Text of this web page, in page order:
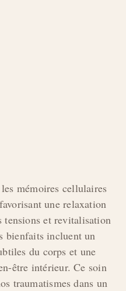
mémoires cellulaires
une relaxation
tensions et revitalisation
bienfaits incluent un
du corps et une
être intérieur. Ce soin
traumatismes dans un